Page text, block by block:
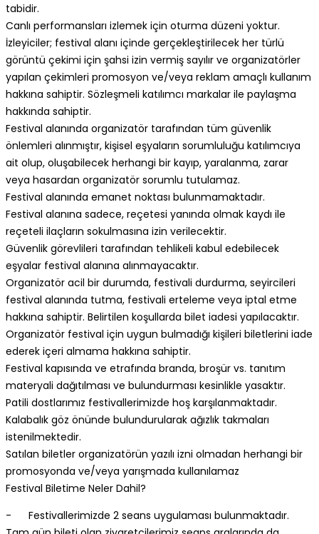
tabidir.
Canlı performansları izlemek için oturma düzeni yoktur.
İzleyiciler; festival alanı içinde gerçekleştirilecek her türlü
görüntü çekimi için şahsi izin vermiş sayılır ve organizatörler
yapılan çekimleri promosyon ve/veya reklam amaçlı kullanım
hakkına sahiptir. Sözleşmeli katılımcı markalar ile paylaşma
hakkında sahiptir.
Festival alanında organizatör tarafından tüm güvenlik
önlemleri alınmıştır, kişisel eşyaların sorumluluğu katılımcıya
ait olup, oluşabilecek herhangi bir kayıp, yaralanma, zarar
veya hasardan organizatör sorumlu tutulamaz.
Festival alanında emanet noktası bulunmamaktadır.
Festival alanına sadece, reçetesi yanında olmak kaydı ile
reçeteli ilaçların sokulmasına izin verilecektir.
Güvenlik görevlileri tarafından tehlikeli kabul edebilecek
eşyalar festival alanına alınmayacaktır.
Organizatör acil bir durumda, festivali durdurma, seyircileri
festival alanında tutma, festivali erteleme veya iptal etme
hakkına sahiptir. Belirtilen koşullarda bilet iadesi yapılacaktır.
Organizatör festival için uygun bulmadığı kişileri biletlerini iade
ederek içeri almama hakkına sahiptir.
Festival kapısında ve etrafında branda, broşür vs. tanıtım
materyali dağıtılması ve bulundurması kesinlikle yasaktır.
Patili dostlarımız festivallerimizde hoş karşılanmaktadır.
Kalabalık göz önünde bulundurularak ağızlık takmaları
istenilmektedir.
Satılan biletler organizatörün yazılı izni olmadan herhangi bir
promosyonda ve/veya yarışmada kullanılamaz
Festival Biletime Neler Dahil?
- Festivallerimizde 2 seans uygulaması bulunmaktadır.